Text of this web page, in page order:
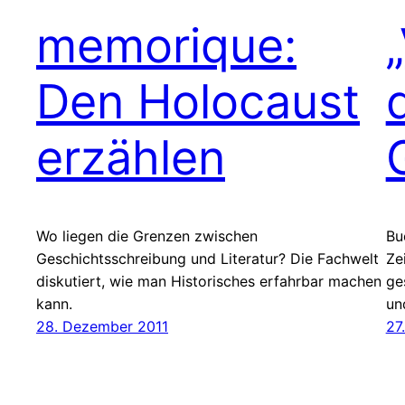
memorique:
Den Holocaust
erzählen
Wo liegen die Grenzen zwischen
Geschichtsschreibung und Literatur? Die Fachwelt
diskutiert, wie man Historisches erfahrbar machen
kann.
28. Dezember 2011